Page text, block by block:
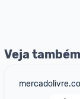
Veja também